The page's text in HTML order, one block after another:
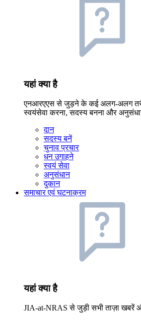
यहां क्या है
एनआरएएस से जुड़ने के कई अलग-अलग
स्वयंसेवा करना, सदस्य बनना और
दान
सदस्य बनें
चुनाव प्रचार
धन उगाहने
स्वयं सेवा
अनुसंधान
दुकान
समाचार एवं घटनाक्रम
यहां क्या है
JIA-at-NRAS से जुड़ी सभी ताज़ा खबरें